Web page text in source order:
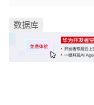
数据库